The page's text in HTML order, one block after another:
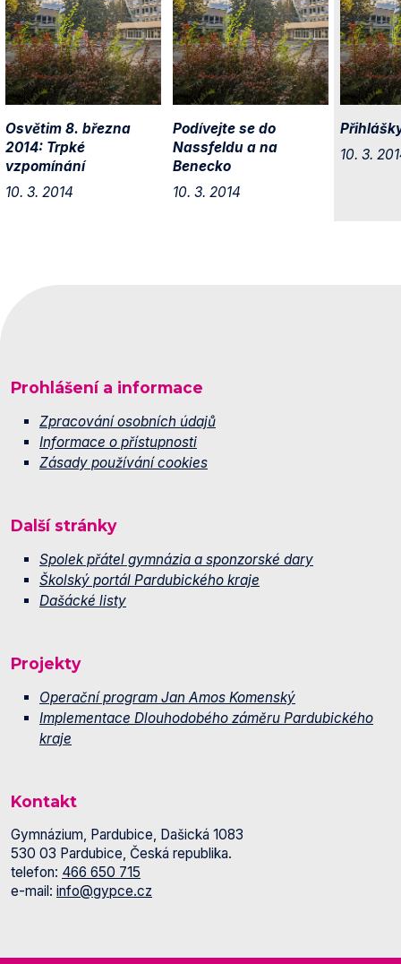
Osvětim 8. března
2014: Trpké
vzpomínání
10. 3. 2014
Podívejte se do
Nassfeldu a na
Benecko
10. 3. 2014
10. 3.
Prohlášení a informace
Zpracování osobních údajů
Informace o přístupnosti
Zásady používání cookies
Další stránky
Spolek přátel gymnázia a sponzorské dary
Školský portál Pardubického kraje
Dašácké listy
Projekty
Operační program Jan Amos Komenský
Implementace Dlouhodobého záměru Pardubického
kraje
Kontakt
Gymnázium, Pardubice, Dašická 1083
530 03 Pardubice, Česká republika.
telefon: 466 650 715
e-mail: info@gypce.cz